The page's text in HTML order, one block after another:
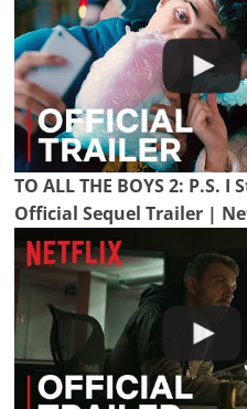
TO ALL THE BOYS 2: P.S. I
Official Sequel Trailer |